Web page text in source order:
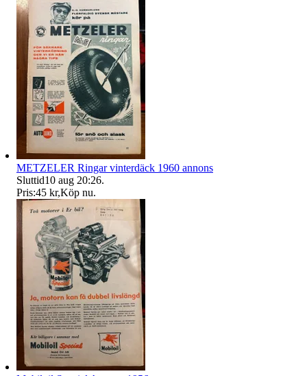
METZELER Ringar vinterdäck 1960 annons
Sluttid10 aug 20:26.
Pris:45 kr,Köp nu.